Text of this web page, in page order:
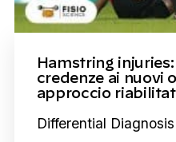
Hamstring
credenze ai nuovi
approccio
Differential